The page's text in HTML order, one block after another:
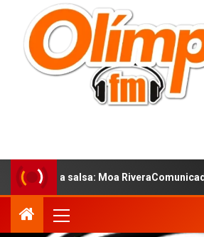
salsa: Moa RiveraComunicado de prensa